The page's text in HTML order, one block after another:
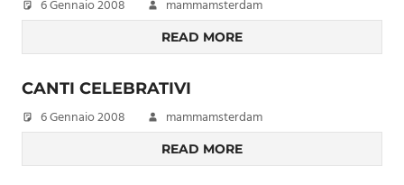
6 Gennaio 2008 mammamsterdam
READ MORE
CANTI CELEBRATIVI
6 Gennaio 2008 mammamsterdam
READ MORE